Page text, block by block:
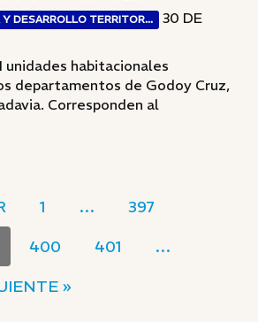
DESARROLLO TERRITOR...
30 DE
unidades habitacionales
departamentos de Godoy Cruz,
Corresponden al
1 …
397
400 401
…
»